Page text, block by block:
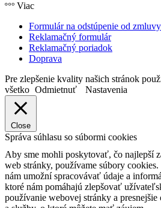
Viac
Formulár na odstúpenie od zmluvy
Reklamačný formulár
Reklamačný poriadok
Doprava
Pre zlepšenie kvality našich stránok
všetko Odmietnuť Nastavenia
Close
Správa súhlasu so súbormi cookies
Aby sme mohli poskytovať, čo najlepší
web stránky, používame súbory
nám umožní spracovávať údaje a
ktoré nám pomáhajú zlepšovať
používanie webovej stránky a